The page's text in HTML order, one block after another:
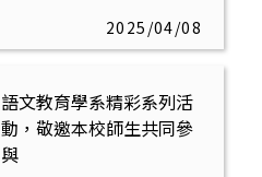
2025/04/08
語文教育學系精彩系列活
動，敬邀本校師生共同參
與